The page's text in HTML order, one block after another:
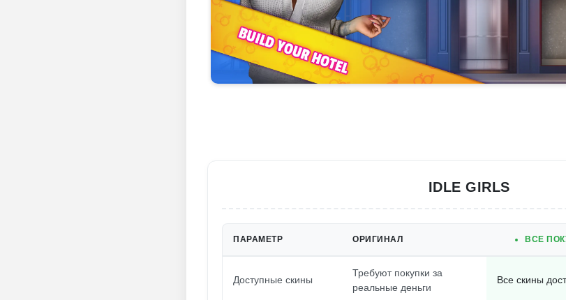
IDLE GIRLS
ПАРАМЕТР ОРИГИНАЛ ВСЕ
Доступные скины
Требуют покупки за
реальные деньги
Все скины